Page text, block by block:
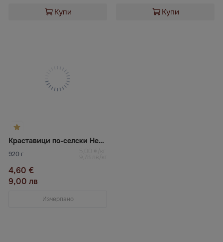
Купи Купи
Краставици по-селски Нежин
920 г 5,00 €/кг
9,78 лв/кг
4,60 €
9,00 лв
Изчерпано